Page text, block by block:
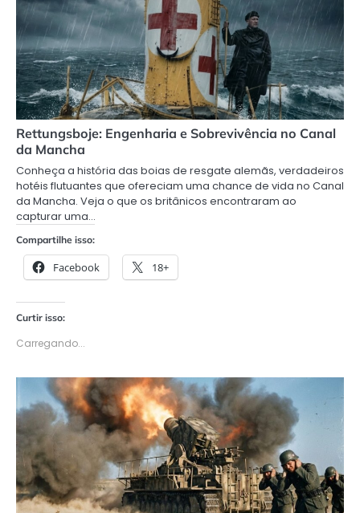
Rettungsboje: Engenharia e Sobrevivência no Canal
da Mancha
Conheça a história das boias de resgate alemãs, verdadeiros
hotéis flutuantes que ofereciam uma chance de vida no Canal
da Mancha. Veja o que os britânicos encontraram ao
capturar uma…
Compartilhe isso:
Facebook 18+
Curtir isso:
Carregando...